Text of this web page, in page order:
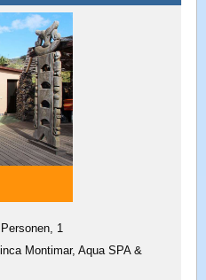
1
Montimar, Aqua SPA &